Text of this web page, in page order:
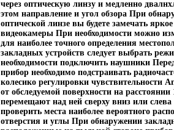
через оптическую линзу и медленно
этом направление и угол обзора При
оптической линзе вы будете замечать
видеокамеры При необходимости можно
для наиболее точного определения
закладных устройств следует выбрать
необходимости подключить наушники
прибор необходимо подстраивать
колесико регулировки чувствительности
от обследуемой поверхности на
перемещают над ней сверху вниз или
проверить места наиболее вероятного
отверстия и углы При обнаружении